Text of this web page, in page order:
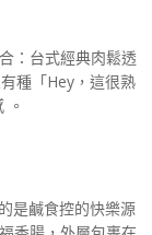
：台式經典肉鬆透
種「Hey，這很熟
。
是鹹食控的快樂源